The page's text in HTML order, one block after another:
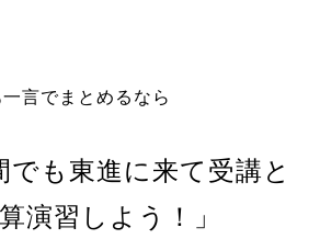
一言でまとめるなら
でも東進に来て受講と
演習しよう！」